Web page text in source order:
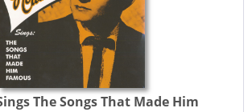
The Songs That Made Him